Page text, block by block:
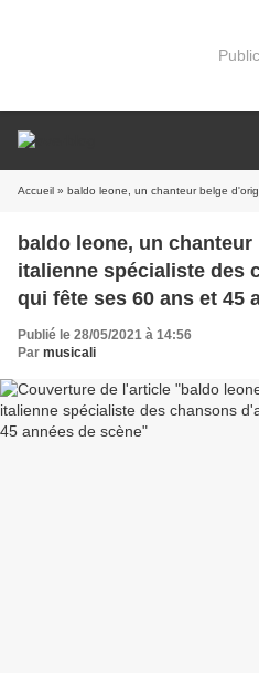
Accueil » baldo leone, un chanteur belge d'origine italienne spécialiste
baldo leone, un
italienne spécialiste des
qui fête ses 60 ans et 45
Publié le 28/05/2021 à 14:56
Par musicali